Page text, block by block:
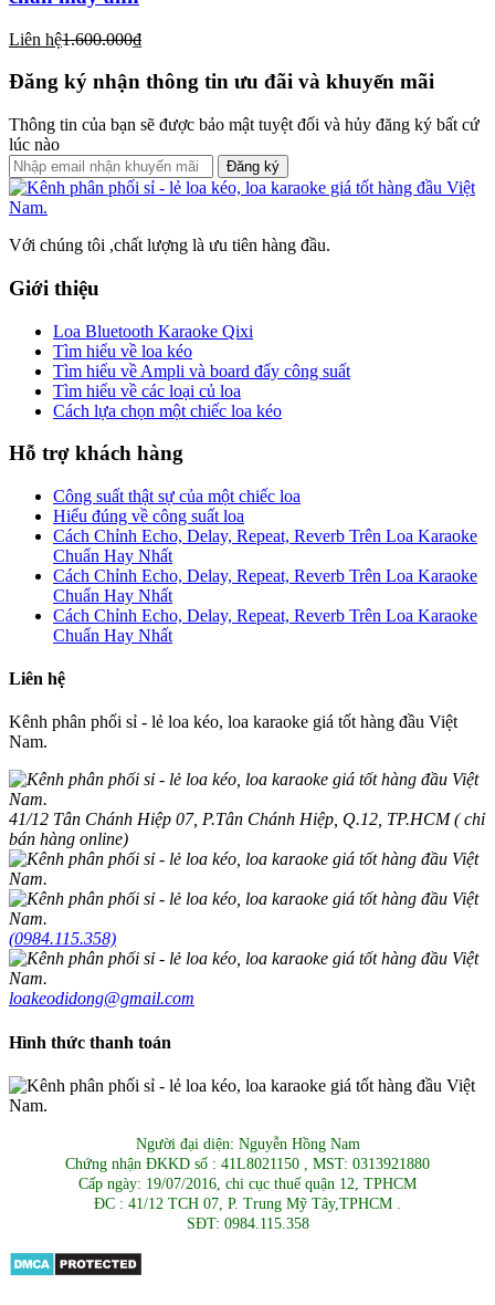
Liên hệ1.600.000₫
Đăng ký nhận thông tin ưu đãi và khuyến mãi
Thông tin của bạn sẽ được bảo mật tuyệt đối và hủy đăng ký bất cứ
lúc nào
Đăng ký
Với chúng tôi ,chất lượng là ưu tiên hàng đầu.
Giới thiệu
Loa Bluetooth Karaoke Qixi
Tìm hiểu về loa kéo
Tìm hiểu về Ampli và board đẩy công suất
Tìm hiểu về các loại củ loa
Cách lựa chọn một chiếc loa kéo
Hỗ trợ khách hàng
Công suất thật sự của một chiếc loa
Hiểu đúng về công suất loa
Cách Chỉnh Echo, Delay, Repeat, Reverb Trên Loa Karaoke
Chuẩn Hay Nhất
Cách Chỉnh Echo, Delay, Repeat, Reverb Trên Loa Karaoke
Chuẩn Hay Nhất
Cách Chỉnh Echo, Delay, Repeat, Reverb Trên Loa Karaoke
Chuẩn Hay Nhất
Liên hệ
Kênh phân phối sỉ - lẻ loa kéo, loa karaoke giá tốt hàng đầu Việt
Nam.
41/12 Tân Chánh Hiệp 07, P.Tân Chánh Hiệp, Q.12, TP.HCM ( chỉ
bán hàng online)
(0984.115.358)
loakeodidong@gmail.com
Hình thức thanh toán
Người đại diện: Nguyễn Hồng Nam
Chứng nhận ĐKKD số : 41L8021150 , MST: 0313921880
Cấp ngày: 19/07/2016, chi cục thuế quận 12, TPHCM
ĐC : 41/12 TCH 07, P. Trung Mỹ Tây,TPHCM .
SĐT: 0984.115.358